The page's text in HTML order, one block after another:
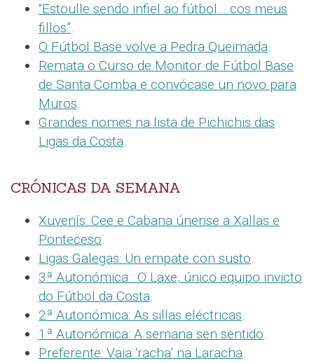
“Estoulle sendo infiel ao fútbol… cos meus
fillos”.
O Fútbol Base volve a Pedra Queimada.
Remata o Curso de Monitor de Fútbol Base
de Santa Comba e convócase un novo para
Muros.
Grandes nomes na lista de Pichichis das
Ligas da Costa.
CRÓNICAS DA SEMANA
Xuvenís: Cee e Cabana únense a Xallas e
Ponteceso.
Ligas Galegas: Un empate con susto.
3ª Autonómica : O Laxe, único equipo invicto
do Fútbol da Costa.
2ª Autonómica: As sillas eléctricas.
1ª Autonómica: A semana sen sentido.
Preferente: Vaia ‘racha’ na Laracha.